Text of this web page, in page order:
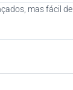
mas fácil de